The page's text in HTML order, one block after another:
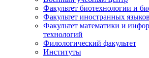
Факультет биотехнологии и
Факультет иностранных языков
Факультет математики и
технологий
Филологический факультет
Институты